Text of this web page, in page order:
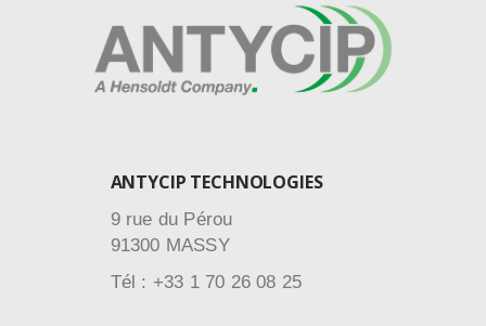
ANTYCIP TECHNOLOGIES
9 rue du Pérou
91300 MASSY
Tél : +33 1 70 26 08 25